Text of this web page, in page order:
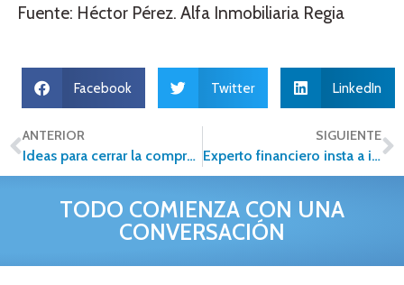
Fuente: Héctor Pérez. Alfa Inmobiliaria Regia
Facebook Twitter LinkedIn
ANTERIOR
Ideas para cerrar la compraventa de una casa antes de fin de año
SIGUIENTE
Experto financiero insta a invertir en bienes raíces
TODO COMIENZA CON UNA
CONVERSACIÓN